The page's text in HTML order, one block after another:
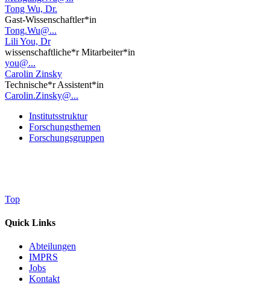
Tong Wu, Dr.
Gast-Wissenschaftler*in
Tong.Wu@...
Lili You, Dr
wissenschaftliche*r Mitarbeiter*in
you@...
Carolin Zinsky
Technische*r Assistent*in
Carolin.Zinsky@...
Institutsstruktur
Forschungsthemen
Forschungsgruppen
Top
Quick Links
Abteilungen
IMPRS
Jobs
Kontakt